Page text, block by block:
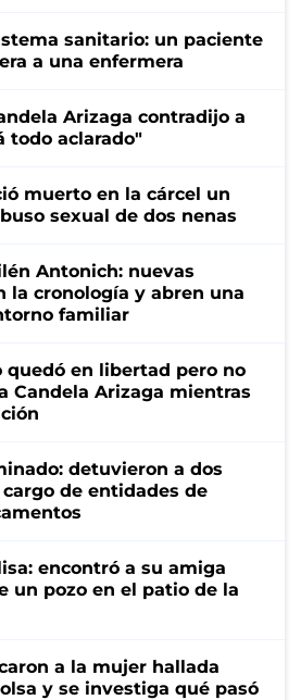
sanitario: un paciente
a una enfermera
Arizaga contradijo a
todo aclarado"
muerto en la cárcel un
sexual de dos nenas
Antonich: nuevas
la cronología y abren una
familiar
quedó en libertad pero no
Candela Arizaga mientras
detuvieron a dos
de entidades de
encontró a su amiga
un pozo en el patio de la
a la mujer hallada
y se investiga qué pasó